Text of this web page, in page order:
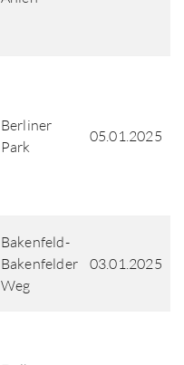
Berliner
Park
05.01.2025
Bakenfeld-
Bakenfelder
Weg
03.01.2025